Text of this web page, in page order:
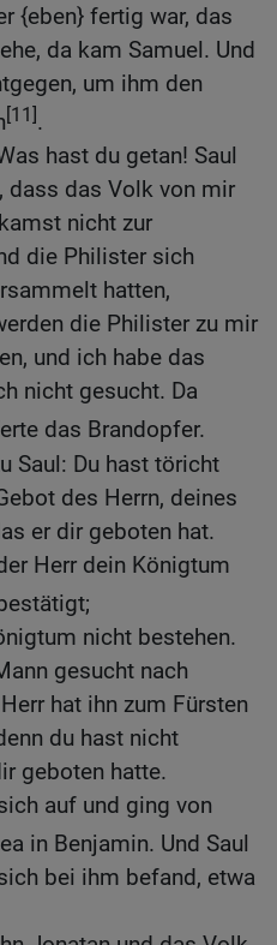
{eben} fertig war, das
da kam Samuel. Und
um ihm den
[11].
hast du getan! Saul
dass das Volk von mir
nicht zur
die Philister sich
hatten,
die Philister zu mir
und ich habe das
nicht gesucht. Da
das Brandopfer.
Saul: Du hast töricht
des Herrn, deines
er dir geboten hat.
Herr dein Königtum
nicht bestehen.
gesucht nach
hat ihn zum Fürsten
du hast nicht
geboten hatte.
auf und ging von
in Benjamin. Und Saul
bei ihm befand, etwa